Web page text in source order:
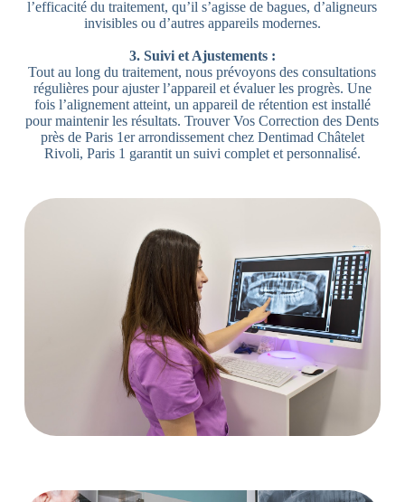
l’efficacité du traitement, qu’il s’agisse de bagues, d’aligneurs
invisibles ou d’autres appareils modernes.
3. Suivi et Ajustements :
Tout au long du traitement, nous prévoyons des consultations
régulières pour ajuster l’appareil et évaluer les progrès. Une
fois l’alignement atteint, un appareil de rétention est installé
pour maintenir les résultats. Trouver Vos Correction des Dents
près de Paris 1er arrondissement chez Dentimad Châtelet
Rivoli, Paris 1 garantit un suivi complet et personnalisé.